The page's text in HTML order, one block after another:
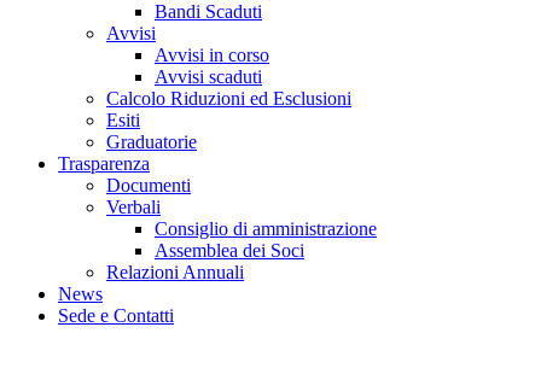
Bandi Scaduti
Avvisi
Avvisi in corso
Avvisi scaduti
Calcolo Riduzioni ed Esclusioni
Esiti
Graduatorie
Trasparenza
Documenti
Verbali
Consiglio di amministrazione
Assemblea dei Soci
Relazioni Annuali
News
Sede e Contatti